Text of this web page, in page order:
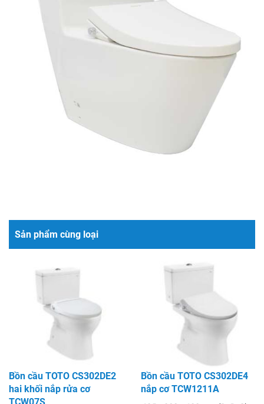
Sản phẩm cùng loại
Bồn cầu TOTO CS302DE2
hai khối nắp rửa cơ
Bồn cầu TOTO CS302DE4
nắp cơ TCW1211A